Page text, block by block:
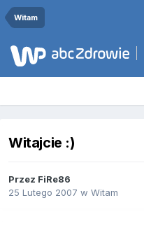
Witam
Witajcie :)
Przez FiRe86
25 Lutego 2007 w Witam